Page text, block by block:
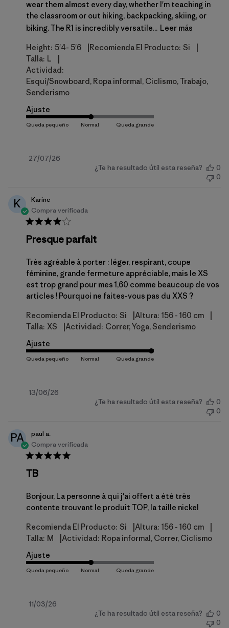
wear them almost every day, whether I'm teaching in
the classroom or out hiking, backpacking, skiing, or
biking. The R1 is incredibly versatile... Leer más
Height: 5'4- 5'6 Recomienda El Producto: Si
Talla: L
Actividad:
Esquí/Snowboard, Ropa informal, Ciclismo, Trabajo,
Senderismo
Ajuste
Fecha
27/07/26
¿Te ha resultado útil esta reseña?
0
0
K
Karine
Compra verificada
Presque parfait
Très agréable à porter : léger, respirant, coupe
féminine, grande fermeture appréciable, mais le XS
est trop grand pour mes 1,60 comme beaucoup de vos
articles ! Pourquoi ne faites-vous pas du XXS ?
Recomienda El Producto: Si Altura: 156 - 160 cm
Talla: XS Actividad: Correr, Yoga, Senderismo
Ajuste
Fecha
13/06/26
¿Te ha resultado útil esta reseña?
0
0
PA
paul a.
Compra verificada
TB
Bonjour, La personne à qui j'ai offert a été très
contente trouvant le produit TOP, la taille nickel
Recomienda El Producto: Si Altura: 156 - 160 cm
Talla: M Actividad: Ropa informal, Correr, Ciclismo
Ajuste
Fecha
11/03/26
¿Te ha resultado útil esta reseña?
0
0